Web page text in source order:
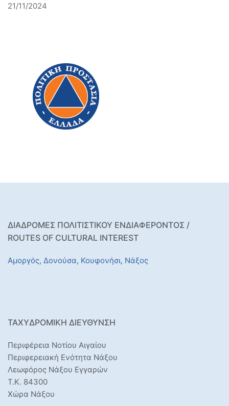
21/11/2024
ΔΙΑΔΡΟΜΕΣ ΠΟΛΙΤΙΣΤΙΚΟΥ ΕΝΔΙΑΦΕΡΟΝΤΟΣ /
ROUTES OF CULTURAL INTEREST
Αμοργός, Δονούσα, Κουφονήσι, Νάξος
ΤΑΧΥΔΡΟΜΙΚΉ ΔΙΕΎΘΥΝΣΗ
Περιφέρεια Νοτίου Αιγαίου
Περιφερειακή Ενότητα Νάξου
Λεωφόρος Νάξου Εγγαρών
Τ.Κ. 84300
Χώρα Νάξου